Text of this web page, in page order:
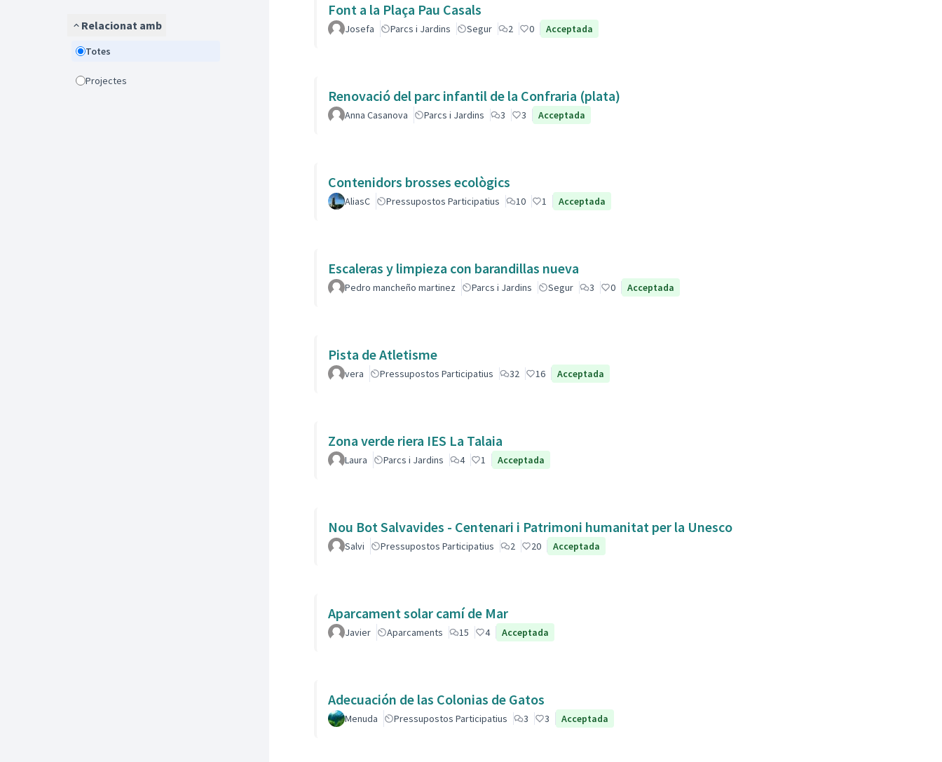
Relacionat amb
Totes
Projectes
Font a la Plaça Pau Casals
Josefa Parcs i Jardins Segur 2 0 Acceptada
Renovació del parc infantil de la Confraria (plata)
Anna Casanova Parcs i Jardins 3 3 Acceptada
Contenidors brosses ecològics
AliasC Pressupostos Participatius 10 1 Acceptada
Escaleras y limpieza con barandillas nueva
Pedro mancheño martinez Parcs i Jardins Segur 3 0 Acceptada
Pista de Atletisme
vera Pressupostos Participatius 32 16 Acceptada
Zona verde riera IES La Talaia
Laura Parcs i Jardins 4 1 Acceptada
Nou Bot Salvavides - Centenari i Patrimoni humanitat per la Unesco
Salvi Pressupostos Participatius 2 20 Acceptada
Aparcament solar camí de Mar
Javier Aparcaments 15 4 Acceptada
Adecuación de las Colonias de Gatos
Menuda Pressupostos Participatius 3 3 Acceptada